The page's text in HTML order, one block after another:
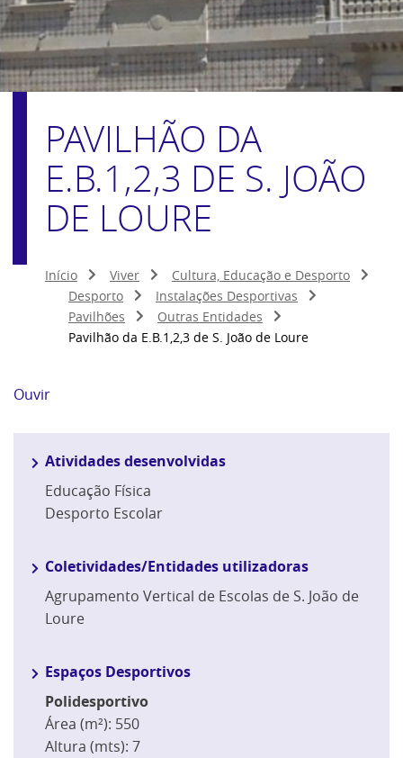
PAVILHÃO DA
E.B.1,2,3 DE S. JOÃO
DE LOURE
Início Viver
Cultura, Educação e Desporto
Desporto
Instalações Desportivas
Pavilhões
Outras Entidades
Pavilhão da E.B.1,2,3 de S. João de Loure
Ouvir
Atividades desenvolvidas
Educação Física
Desporto Escolar
Coletividades/Entidades utilizadoras
Agrupamento Vertical de Escolas de S. João de
Loure
Espaços Desportivos
Polidesportivo
Área (m²): 550
Altura (mts): 7